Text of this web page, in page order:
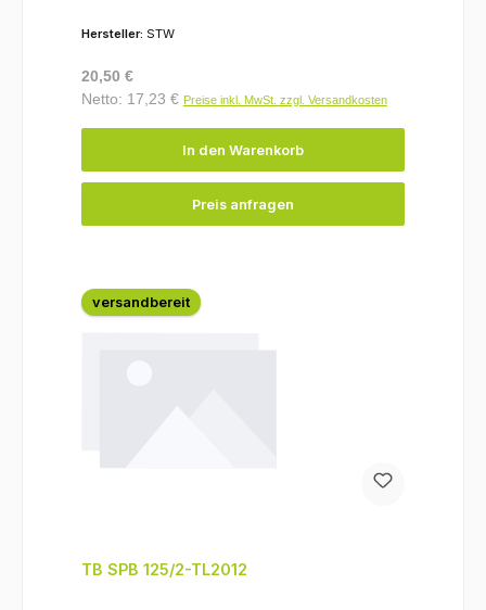
Hersteller: STW
Regulärer Preis:
20,50 €
Netto: 17,23 € Preise inkl. MwSt. zzgl. Versandkosten
In den Warenkorb
Preis anfragen
versandbereit
TB SPB 125/2-TL2012